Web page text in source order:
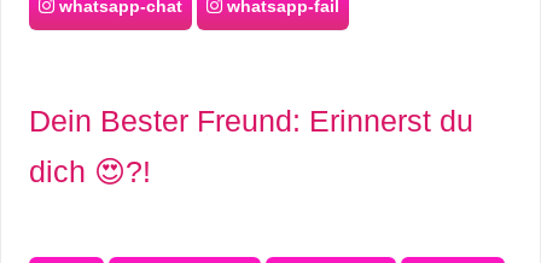
whatsapp-chat whatsapp-fail
Dein Bester Freund: Erinnerst du
dich 😍?!